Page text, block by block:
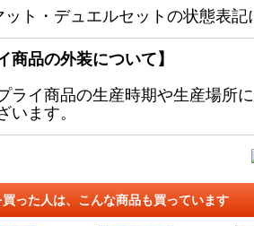
ット・デュエルセットの状態表記
商品の外装について】
ライ商品の生産時期や生産場所
います。
った人は、こんな商品も買っています